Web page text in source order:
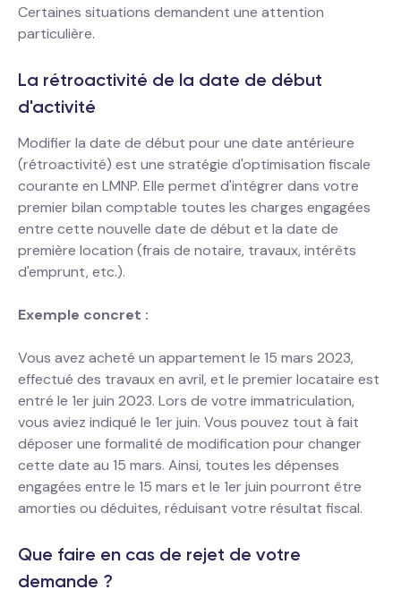
Certaines situations demandent une attention
particulière.
La rétroactivité de la date de début
d'activité
Modifier la date de début pour une date antérieure
(rétroactivité) est une stratégie d'optimisation fiscale
courante en LMNP. Elle permet d'intégrer dans votre
premier bilan comptable toutes les charges engagées
entre cette nouvelle date de début et la date de
première location (frais de notaire, travaux, intérêts
d'emprunt, etc.).
Exemple concret :
Vous avez acheté un appartement le 15 mars 2023,
effectué des travaux en avril, et le premier locataire est
entré le 1er juin 2023. Lors de votre immatriculation,
vous aviez indiqué le 1er juin. Vous pouvez tout à fait
déposer une formalité de modification pour changer
cette date au 15 mars. Ainsi, toutes les dépenses
engagées entre le 15 mars et le 1er juin pourront être
amorties ou déduites, réduisant votre résultat fiscal.
Que faire en cas de rejet de votre
demande ?